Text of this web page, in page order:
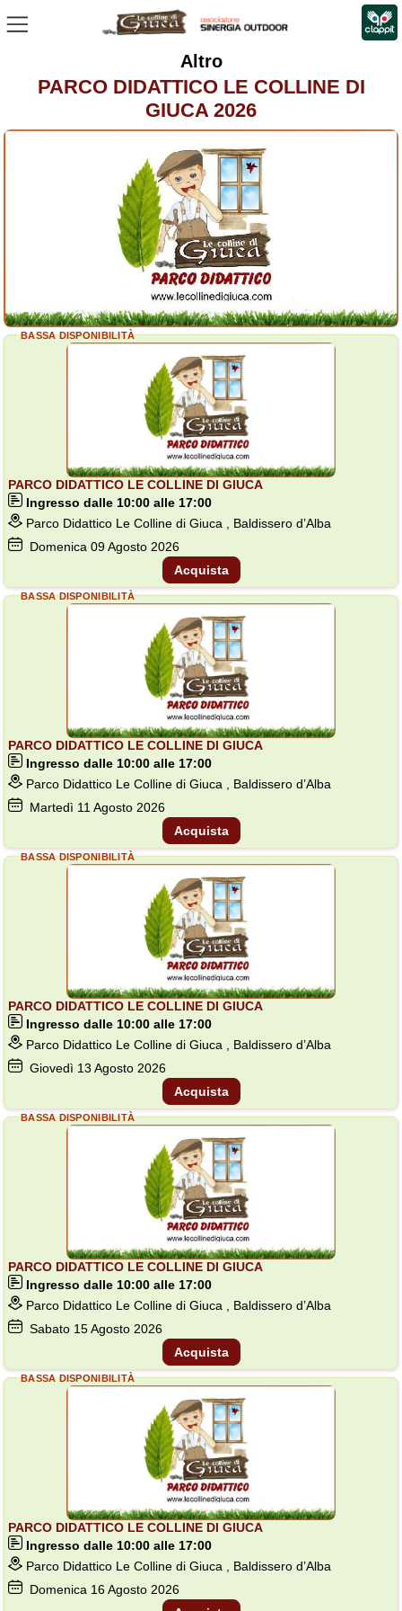
Altro
PARCO DIDATTICO LE COLLINE DI
GIUCA 2026
PARCO DIDATTICO LE COLLINE DI GIUCA
Ingresso dalle 10:00 alle 17:00
Parco Didattico Le Colline di Giuca , Baldissero d’Alba
Domenica 09Agosto 2026
BASSA DISPONIBILITÀ
Acquista
PARCO DIDATTICO LE COLLINE DI GIUCA
Ingresso dalle 10:00 alle 17:00
Parco Didattico Le Colline di Giuca , Baldissero d’Alba
Martedì 11 Agosto 2026
BASSA DISPONIBILITÀ
Acquista
PARCO DIDATTICO LE COLLINE DI GIUCA
Ingresso dalle 10:00 alle 17:00
Parco Didattico Le Colline di Giuca , Baldissero d’Alba
Giovedì 13 Agosto 2026
BASSA DISPONIBILITÀ
Acquista
PARCO DIDATTICO LE COLLINE DI GIUCA
Ingresso dalle 10:00 alle 17:00
Parco Didattico Le Colline di Giuca , Baldissero d’Alba
Sabato 15Agosto 2026
BASSA DISPONIBILITÀ
Acquista
PARCO DIDATTICO LE COLLINE DI GIUCA
Ingresso dalle 10:00 alle 17:00
Parco Didattico Le Colline di Giuca , Baldissero d’Alba
Domenica 16Agosto 2026
BASSA DISPONIBILITÀ